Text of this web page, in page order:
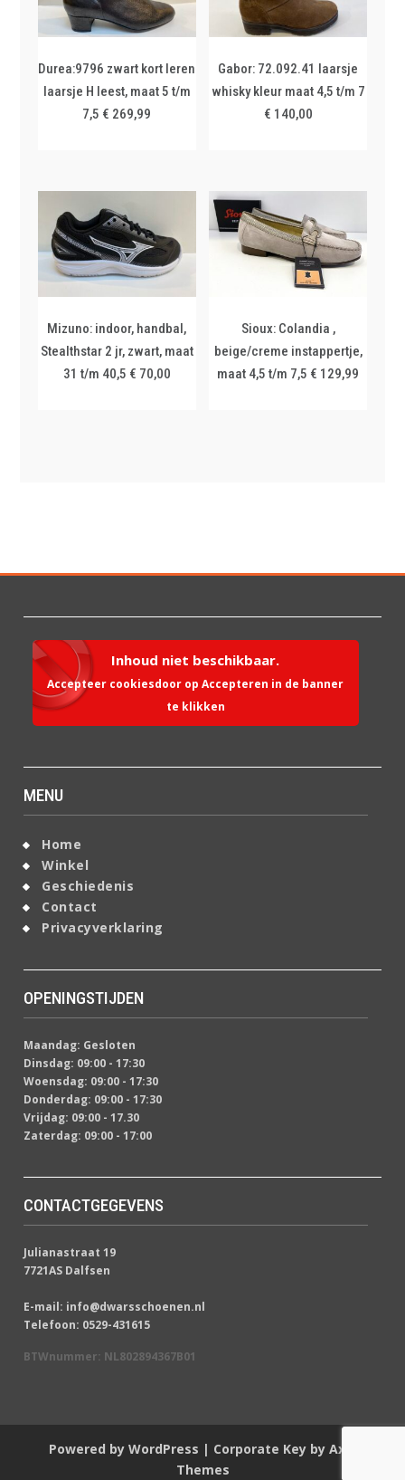
Durea:9796 zwart kort leren
laarsje H leest, maat 5 t/m
7,5 € 269,99
Gabor: 72.092.41 laarsje
whisky kleur maat 4,5 t/m 7
€ 140,00
Mizuno: indoor, handbal,
Stealthstar 2 jr, zwart, maat
31 t/m 40,5 € 70,00
Sioux: Colandia ,
beige/creme instappertje,
maat 4,5 t/m 7,5 € 129,99
Inhoud niet beschikbaar.
Accepteer cookiesdoor op Accepteren in de banner
te klikken
MENU
Home
Winkel
Geschiedenis
Contact
Privacyverklaring
OPENINGSTIJDEN
Maandag: Gesloten
Dinsdag: 09:00 - 17:30
Woensdag: 09:00 - 17:30
Donderdag: 09:00 - 17:30
Vrijdag: 09:00 - 17.30
Zaterdag: 09:00 - 17:00
CONTACTGEGEVENS
Julianastraat 19
7721AS Dalfsen
E-mail: info@dwarsschoenen.nl
Telefoon: 0529-431615
BTWnummer: NL802894367B01
Powered by WordPress | Corporate Key by Axle
Themes